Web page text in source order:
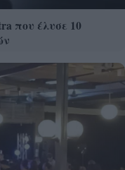
που έλυσε 10